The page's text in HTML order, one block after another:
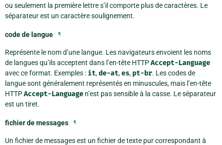
ou seulement la première lettre s’il comporte plus de caractères. Le
séparateur est un caractère soulignement.
code de langue ¶
Représente le nom d’une langue. Les navigateurs envoient les noms
de langues qu’ils acceptent dans l’en-tête HTTPAccept-Language
avec ce format. Exemples : it,de-at,es, pt-br. Les codes de
langue sont généralement représentés en minuscules, mais l’en-tête
HTTPAccept-Language n’est pas sensible à la casse. Le séparateur
est un tiret.
fichier de messages ¶
Un fichier de messages est un fichier de texte pur correspondant à